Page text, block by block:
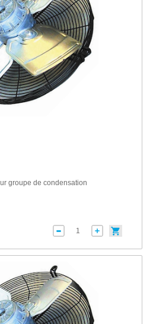
groupe de condensation